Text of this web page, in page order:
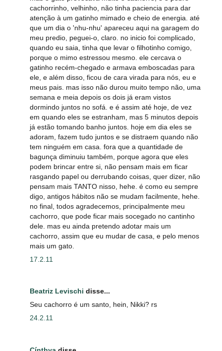
cachorrinho, velhinho, não tinha paciencia para dar
atenção à um gatinho mimado e cheio de energia. até
que um dia o 'nhu-nhu' apareceu aqui na garagem do
meu predio, peguei-o, claro. no inicio foi complicado,
quando eu saia, tinha que levar o filhotinho comigo,
porque o mimo estressou mesmo. ele cercava o
gatinho recém-chegado e armava emboscadas para
ele, e além disso, ficou de cara virada para nós, eu e
meus pais. mas isso não durou muito tempo não, uma
semana e meia depois os dois já eram vistos
dormindo juntos no sofá. e é assim até hoje, de vez
em quando eles se estranham, mas 5 minutos depois
já estão tomando banho juntos. hoje em dia eles se
adoram, fazem tudo juntos e se distraem quando não
tem ninguém em casa. fora que a quantidade de
bagunça diminuiu também, porque agora que eles
podem brincar entre si, não pensam mais em ficar
rasgando papel ou derrubando coisas, quer dizer, não
pensam mais TANTO nisso, hehe. é como eu sempre
digo, antigos hábitos não se mudam facilmente, hehe.
no final, todos agradecemos, principalmente meu
cachorro, que pode ficar mais socegado no cantinho
dele. mas eu ainda pretendo adotar mais um
cachorro, assim que eu mudar de casa, e pelo menos
mais um gato.
17.2.11
Beatriz Levischi disse...
Seu cachorro é um santo, hein, Nikki? rs
24.2.11